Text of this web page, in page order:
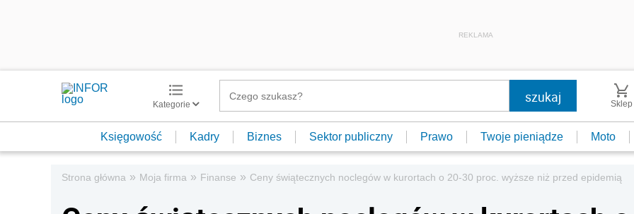
REKLAMA
Kategorie Sklep
Księgowość Kadry Biznes Sektor publiczny Prawo Twoje pieniądze Moto
Strona główna » Moja firma » Finanse » Ceny świątecznych noclegów w kurortach o 20-30 proc. wyższe niż przed epidemią